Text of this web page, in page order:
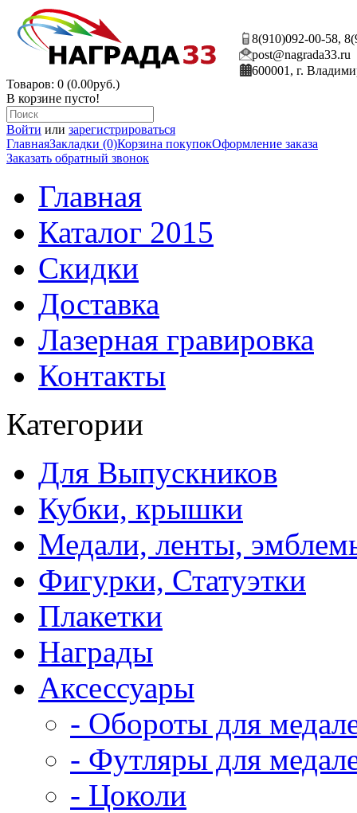
8(910)092-00-58,
post@nagrada33.ru
600001, г.
Товаров: 0 (0.00руб.)
В корзине пусто!
Войти или зарегистрироваться
ГлавнаяЗакладки (0)Корзина покупокОформление заказа
Заказать обратный звонок
Главная
Каталог 2015
Скидки
Доставка
Лазерная гравировка
Контакты
Категории
Для Выпускников
Кубки, крышки
Медали, ленты,
Фигурки, Статуэтки
Плакетки
Награды
Аксессуары
- Обороты для
- Футляры для
- Цоколи